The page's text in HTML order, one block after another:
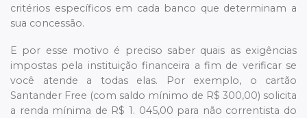
critérios específicos em cada banco que determinam a
sua concessão.
E por esse motivo é preciso saber quais as exigências
impostas pela instituição financeira a fim de verificar se
você atende a todas elas. Por exemplo, o cartão
Santander Free (com saldo mínimo de R$ 300,00) solicita
a renda mínima de R$ 1. 045,00 para não correntista do